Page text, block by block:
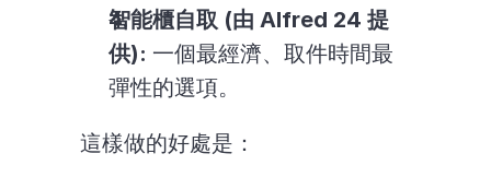
智能櫃自取 (由 Alfred 24 提
供): 一個最經濟、取件時間最
彈性的選項。
這樣做的好處是：